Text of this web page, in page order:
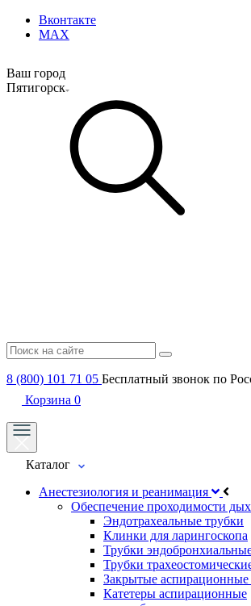
Вконтакте
MAX
Ваш город
Пятигорск
8 (800) 101 71 05 Бесплатный звонок по
Корзина 0
Каталог
Анестезиология и реанимация
Обеспечение проходимости
Эндотрахеальные трубки
Клинки для ларингоскопа
Трубки
Трубки
Закрытые
Катетеры аспирационные